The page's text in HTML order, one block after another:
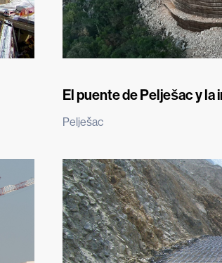
El puente de Pelješac y
Pelješac